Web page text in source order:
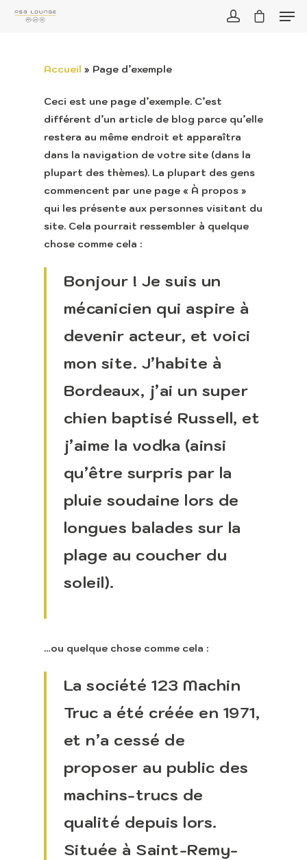
Accueil » Page d’exemple
Ceci est une page d’exemple. C’est
différent d’un article de blog parce qu’elle
restera au même endroit et apparaîtra
dans la navigation de votre site (dans la
plupart des thèmes). La plupart des gens
commencent par une page « À propos »
qui les présente aux personnes visitant du
site. Cela pourrait ressembler à quelque
chose comme cela :
Bonjour ! Je suis un
mécanicien qui aspire à
devenir acteur, et voici
mon site. J’habite à
Bordeaux, j’ai un super
chien baptisé Russell, et
j’aime la vodka (ainsi
qu’être surpris par la
pluie soudaine lors de
longues balades sur la
plage au coucher du
soleil).
…ou quelque chose comme cela :
La société 123 Machin
Truc a été créée en 1971,
et n’a cessé de
proposer au public des
machins-trucs de
qualité depuis lors.
Située à Saint-Remy-
Accueil
Retour vers le site
Lounge